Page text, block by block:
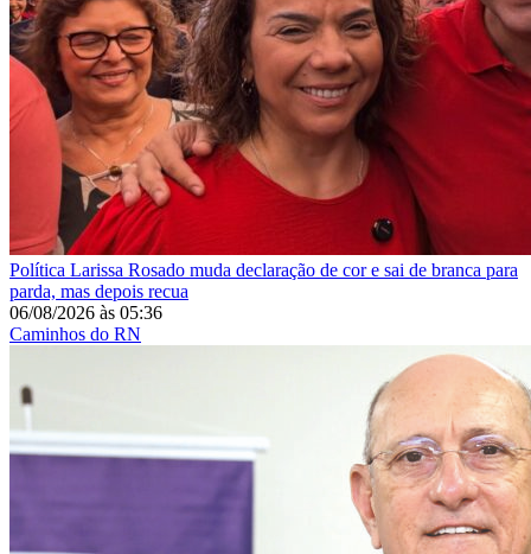
Política Larissa Rosado muda declaração de cor e sai de branca para
parda, mas depois recua
06/08/2026 às 05:36
Caminhos do RN